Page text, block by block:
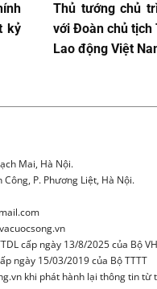
kỷ
Thủ tướng chủ
với Đoàn chủ tịch
Lao động Việt
Mai, Hà Nội.
P. Phương Liệt, Hà Nội.
cấp ngày 13/8/2025 của Bộ
ngày 15/03/2019 của Bộ TTTT
khi phát hành lại thông tin từ